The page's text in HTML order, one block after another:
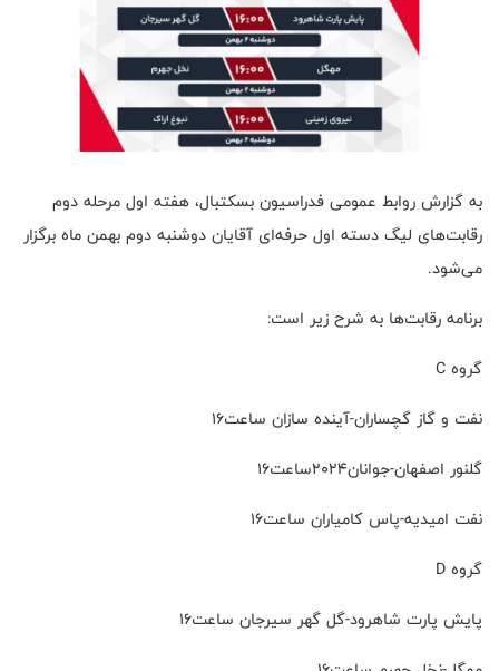
به گزارش روابط عمومی فدراسیون بسکتبال، هفته اول مرحله دوم
رقابت‌های لیگ دسته اول حرفه‌ای آقایان دوشنبه دوم بهمن ماه برگزار
می‌شود.
برنامه رقابت‌ها به شرح زیر است:
گروه C
نفت و گاز گچساران-آینده سازان ساعت۱۶
گلنور اصفهان-جوانان۲۰۲۴ساعت۱۶
نفت امیدیه-پاس کامیاران ساعت۱۶
گروه D
پایش پارت شاهرود-گل گهر سیرجان ساعت۱۶